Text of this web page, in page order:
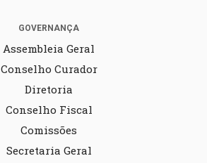
GOVERNANÇA
Assembleia Geral
Conselho Curador
Diretoria
Conselho Fiscal
Comissões
Secretaria Geral